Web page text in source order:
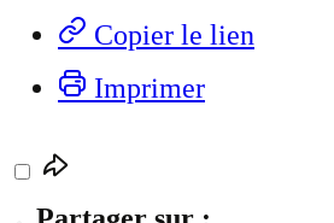
Copier le lien
Imprimer